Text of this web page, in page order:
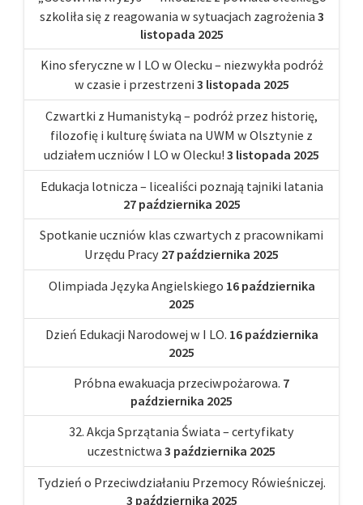
szkoliła się z reagowania w sytuacjach zagrożenia 3
listopada 2025
Kino sferyczne w I LO w Olecku – niezwykła podróż
w czasie i przestrzeni 3 listopada 2025
Czwartki z Humanistyką – podróż przez historię,
filozofię i kulturę świata na UWM w Olsztynie z
udziałem uczniów I LO w Olecku! 3 listopada 2025
Edukacja lotnicza – licealiści poznają tajniki latania
27 października 2025
Spotkanie uczniów klas czwartych z pracownikami
Urzędu Pracy 27 października 2025
Olimpiada Języka Angielskiego 16 października
2025
Dzień Edukacji Narodowej w I LO. 16 października
2025
Próbna ewakuacja przeciwpożarowa. 7
października 2025
32. Akcja Sprzątania Świata – certyfikaty
uczestnictwa 3 października 2025
Tydzień o Przeciwdziałaniu Przemocy Rówieśniczej.
3 października 2025